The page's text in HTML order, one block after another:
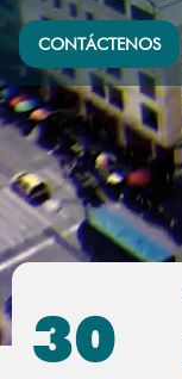
CONTÁCTENOS
30